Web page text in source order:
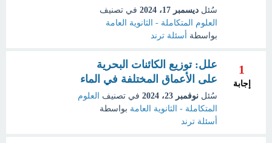
سُئل ديسمبر 17، 2024
في تصنيف
العلوم المتكاملة - الثانوية العامة
بواسطة
أسئلة ترند
1
إجابة
علل: توزيع الكائنات البحرية
على الأعماق المختلفة في الماء
سُئل نوفمبر 23، 2024 في تصنيف
العلوم
المتكاملة - الثانوية العامة بواسطة
أسئلة ترند